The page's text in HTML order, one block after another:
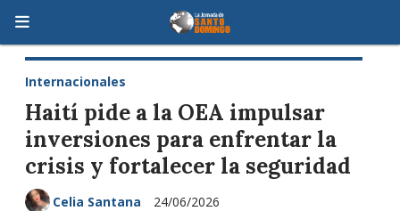
Haití pide a la OEA impulsar
inversiones para enfrentar la
crisis y fortalecer la seguridad
Internacionales
24/06/2026
Celia Santana